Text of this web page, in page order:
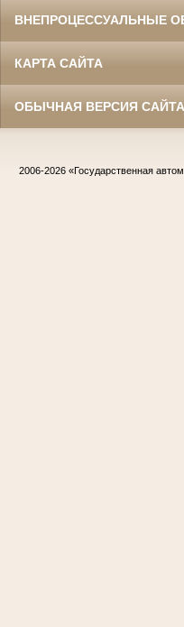
ВНЕПРОЦЕССУАЛЬНЫЕ
КАРТА САЙТА
ОБЫЧНАЯ ВЕРСИЯ САЙТА
2006-2026 «Государственная